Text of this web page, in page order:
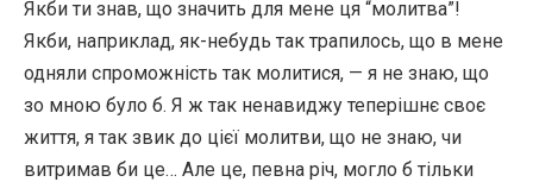
Якби ти знав, що значить для мене ця “молитва”!
Якби, наприклад, як-небудь так трапилось, що в мене
одняли спроможність так молитися, — я не знаю, що
зо мною було б. Я ж так ненавиджу теперішнє своє
життя, я так звик до цієї молитви, що не знаю, чи
витримав би це… Але це, певна річ, могло б тільки